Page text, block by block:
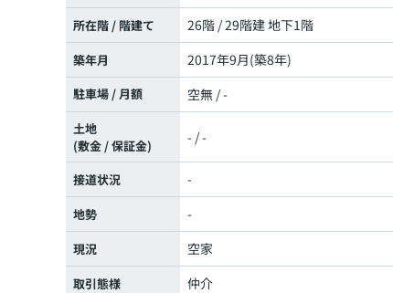
所在階 / 階建て 26階 / 29階建 地下1階
築年月 2017年9月(築8年)
駐車場 / 月額 空無 / -
土地
(敷金 / 保証金)
- / -
接道状況 -
地勢 -
現況 空家
取引態様 仲介